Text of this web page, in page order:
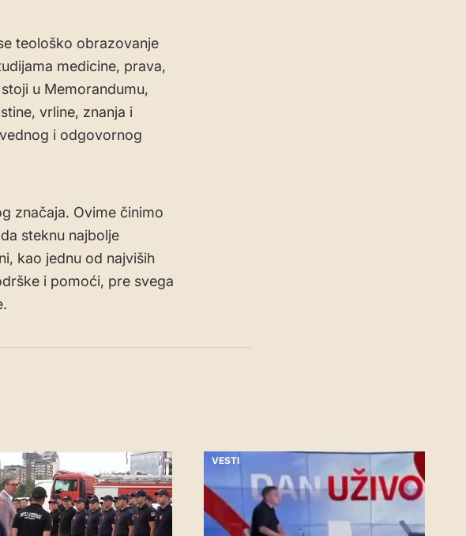
teološko obrazovanje
medicine, prava,
u Memorandumu,
vrline, znanja i
i odgovornog
značaja. Ovime činimo
steknu najbolje
kao jednu od najviših
i pomoći, pre svega
VESTI